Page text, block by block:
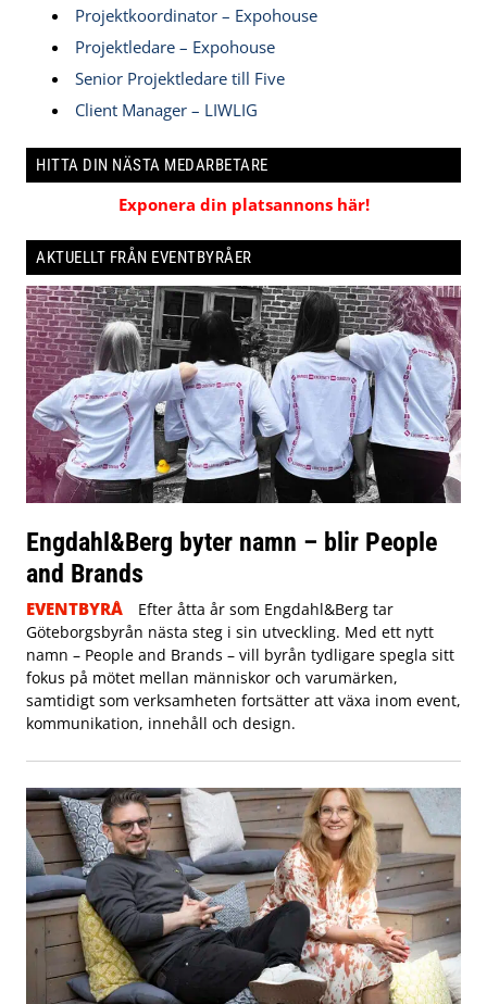
Projektkoordinator – Expohouse
Projektledare – Expohouse
Senior Projektledare till Five
Client Manager – LIWLIG
HITTA DIN NÄSTA MEDARBETARE
Exponera din platsannons här!
AKTUELLT FRÅN EVENTBYRÅER
Engdahl&Berg byter namn – blir People
and Brands
EVENTBYRÅ
Efter åtta år som Engdahl&Berg tar
Göteborgsbyrån nästa steg i sin utveckling. Med ett nytt
namn – People and Brands – vill byrån tydligare spegla sitt
fokus på mötet mellan människor och varumärken,
samtidigt som verksamheten fortsätter att växa inom event,
kommunikation, innehåll och design.